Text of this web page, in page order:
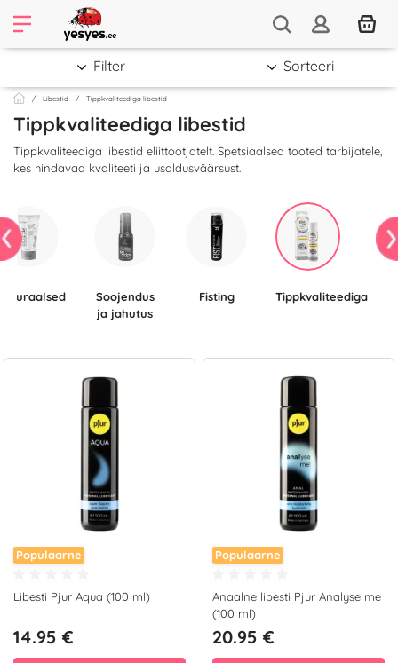
Libestid Tippkvaliteediga libestid
Filter Sorteeri
Tippkvaliteediga libestid
Tippkvaliteediga libestid eliittootjatelt. Spetsiaalsed tooted tarbijatele,
kes hindavad kvaliteeti ja usaldusväärsust.
Naturaalsed
Soojendus
ja jahutus
Fisting Tippkvaliteediga
Populaarne
Libesti Pjur Aqua (100 ml)
14.95 €
Populaarne
Anaalne libesti Pjur Analyse me
(100 ml)
20.95 €